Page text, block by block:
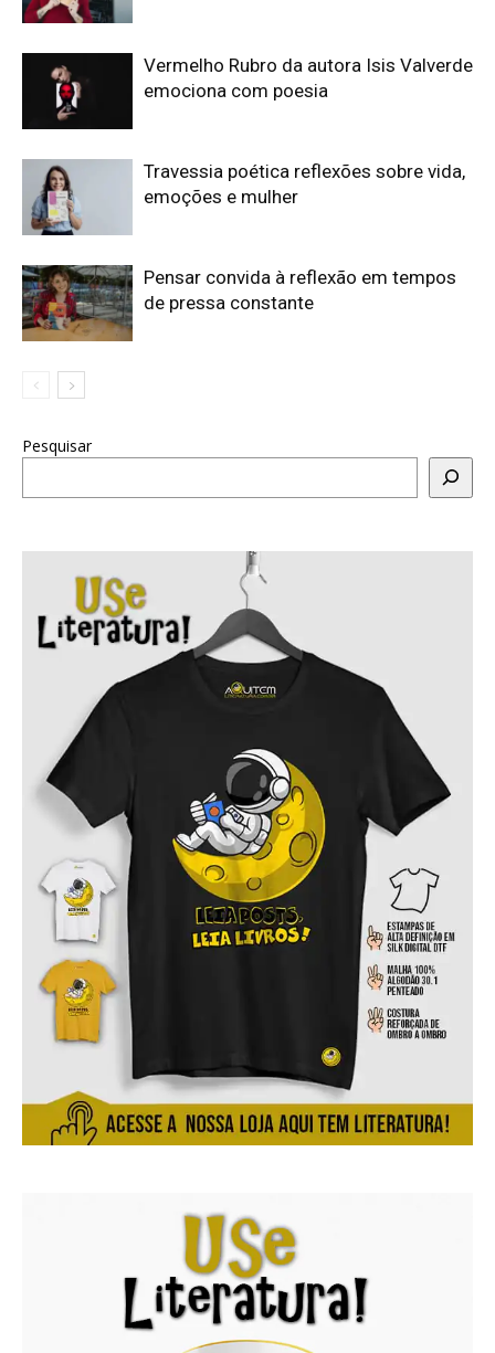
Vermelho Rubro da autora Isis Valverde
emociona com poesia
Travessia poética reflexões sobre vida,
emoções e mulher
Pensar convida à reflexão em tempos
de pressa constante
Pesquisar